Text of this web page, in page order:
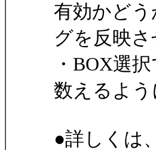
有効かどう
グを反映
・BOX選
数えるよう
●詳しくは